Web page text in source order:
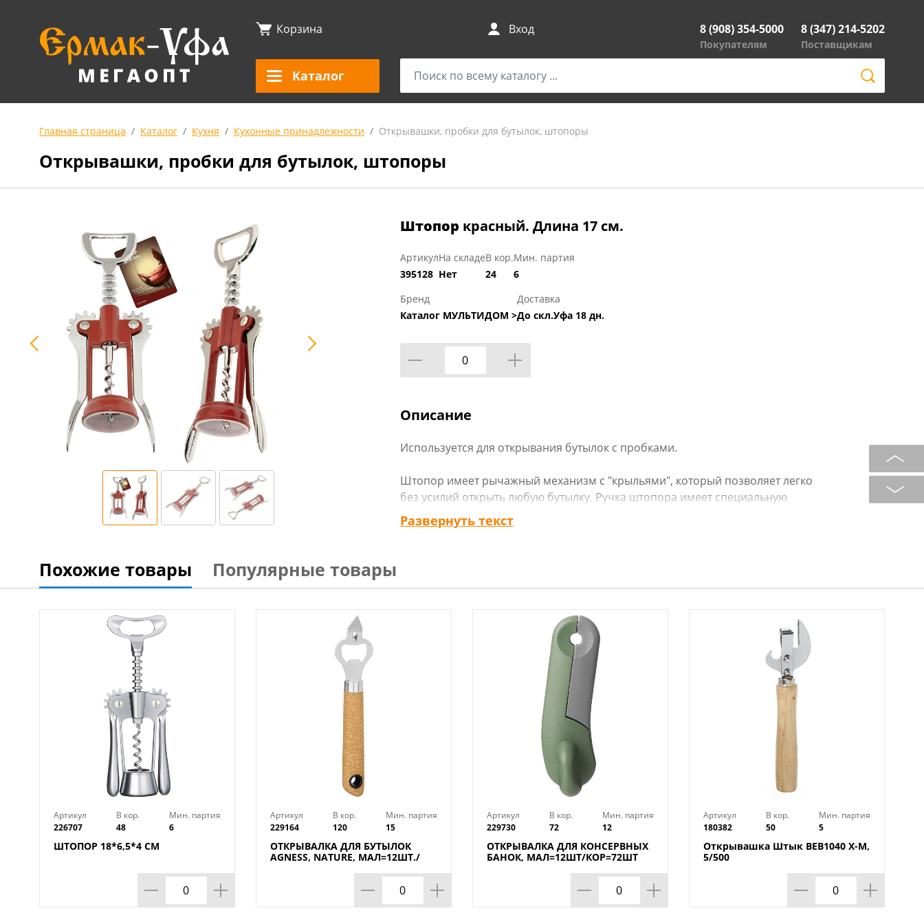
Корзина Вход 8 (908) 354-5000
Покупателям
8 (347) 214-5202
Поставщикам
Каталог
Главная страница Каталог Кухня Кухонные принадлежности Открывашки, пробки для бутылок, штопоры
Открывашки, пробки для бутылок, штопоры
Штопор красный. Длина 17 см.
Артикул
395128
На складе
Нет
В кор.
24
Мин. партия
6
Бренд
Каталог МУЛЬТИДОМ >
Доставка
До скл.Уфа 18 дн.
Описание
Используется для открывания бутылок с пробками.
Штопор имеет рычажный механизм с "крыльями", который позволяет легко
без усилий открыть любую бутылку. Ручка штопора имеет специальную
конструкцию, позволяющую легко, без усилий открыть любую бутылку.
Развернуть текст
Похожие товары Популярные товары
Артикул
226707
В кор.
48
Мин. партия
6
ШТОПОР 18*6,5*4 СМ
Артикул
229164
В кор.
120
Мин. партия
15
ОТКРЫВАЛКА ДЛЯ БУТЫЛОК
AGNESS, NATURE, МАЛ=12ШТ./
Артикул
229730
В кор.
72
Мин. партия
12
ОТКРЫВАЛКА ДЛЯ КОНСЕРВНЫХ
БАНОК, МАЛ=12ШТ/КОР=72ШТ
Артикул
180382
В кор.
50
Мин. партия
5
Открывашка Штык BEB1040 X-M,
5/500